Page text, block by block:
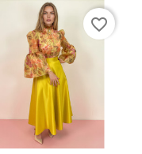
favorite_border